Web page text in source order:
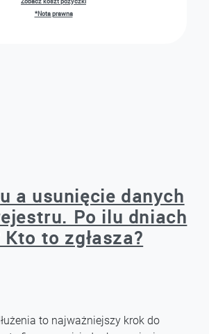
*Nota prawna
a usunięcie danych
Po ilu dniach
to zgłasza?
to najważniejszy krok do